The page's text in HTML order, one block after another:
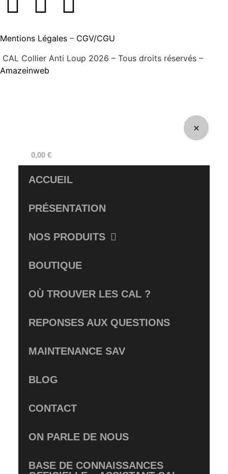
Mentions Légales – CGV/CGU
CAL Collier Anti Loup 2026 – Tous droits réservés –
Amazeinweb
0,00 €
ACCUEIL
PRÉSENTATION
NOS PRODUITS
BOUTIQUE
OÙ TROUVER LES CAL ?
REPONSES AUX QUESTIONS
MAINTENANCE SAV
BLOG
CONTACT
ON PARLE DE NOUS
BASE DE CONNAISSANCES